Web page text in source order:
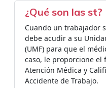
¿Qué son las st?
Cuando un trabajador
debe acudir a su
(UMF) para que el
caso, le proporcione el
Atención Médica y
Accidente de Trabajo.